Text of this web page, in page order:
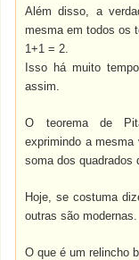
Além disso, a
mesma em todos os
1+1 = 2.
Isso há muito
assim.
O teorema de
exprimindo a mesma
soma dos quadrados
Hoje, se costuma
outras são modernas.
O que é um relincho